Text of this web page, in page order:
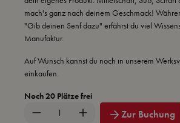
mach's ganz nach deinem Geschmack!
"Gib deinen Senf dazu" erfährst du viel
Manufaktur.
Auf Wunsch kannst du noch in unserem
einkaufen.
Noch 20 Plätze frei
Produkt Anzahl: Gib den
Zur Buchung